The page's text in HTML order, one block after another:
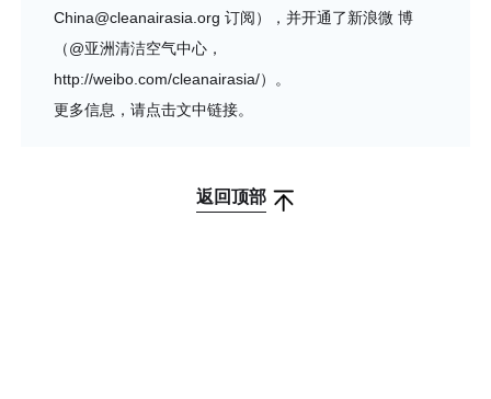
China@cleanairasia.org 订阅），并开通了新浪微 博
（@亚洲清洁空气中心，
http://weibo.com/cleanairasia/）。
更多信息，请点击文中链接。
返回顶部